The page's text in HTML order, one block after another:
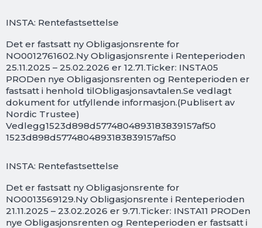
INSTA: Rentefastsettelse
Det er fastsatt ny Obligasjonsrente for
NO0012761602.Ny Obligasjonsrente i Renteperioden
25.11.2025 – 25.02.2026 er 12.71.Ticker: INSTA05
PRODen nye Obligasjonsrenten og Renteperioden er
fastsatt i henhold tilObligasjonsavtalen.Se vedlagt
dokument for utfyllende informasjon.(Publisert av
Nordic Trustee)
Vedlegg1523d898d5774804893183839157af50
1523d898d5774804893183839157af50
INSTA: Rentefastsettelse
Det er fastsatt ny Obligasjonsrente for
NO0013569129.Ny Obligasjonsrente i Renteperioden
21.11.2025 – 23.02.2026 er 9.71.Ticker: INSTA11 PRODen
nye Obligasjonsrenten og Renteperioden er fastsatt i